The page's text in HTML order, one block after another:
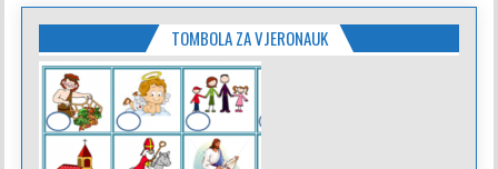
TOMBOLA ZA VJERONAUK